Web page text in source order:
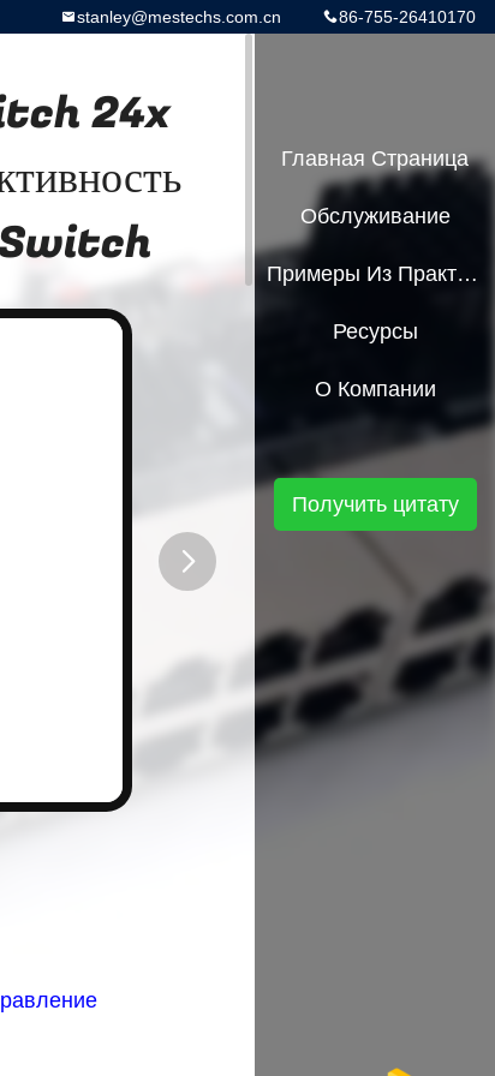
86-755-26410170
stanley@mestechs.com.cn
24x
Switch
Главная Страница
Обслуживание
Примеры Из Практики
Ресурсы
О Компании
Получить цитату